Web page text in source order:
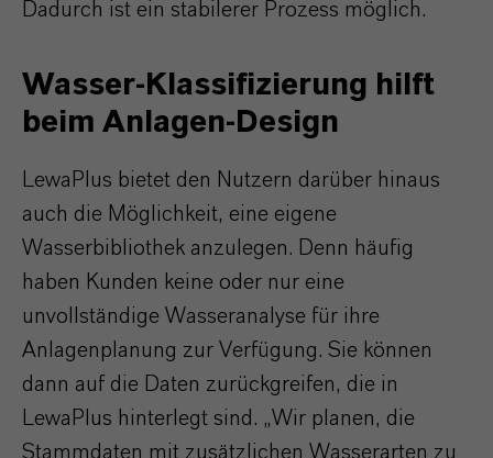
Dadurch ist ein stabilerer Prozess möglich.
Wasser-Klassifizierung hilft
beim Anlagen-Design
LewaPlus bietet den Nutzern darüber hinaus
auch die Möglichkeit, eine eigene
Wasserbibliothek anzulegen. Denn häufig
haben Kunden keine oder nur eine
unvollständige Wasseranalyse für ihre
Anlagenplanung zur Verfügung. Sie können
dann auf die Daten zurückgreifen, die in
LewaPlus hinterlegt sind. „Wir planen, die
Stammdaten mit zusätzlichen Wasserarten zu